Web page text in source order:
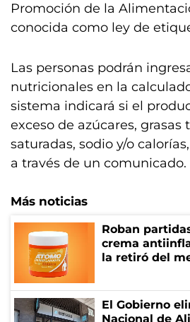
Promoción de la
conocida como ley de
Las personas podrán
nutricionales en la
sistema indicará si el
exceso de azúcares, grasas
saturadas, sodio y/o
a través de un comunicado.
Más noticias
Roban
crema
la retiró del
El Gobierno
Nacional de